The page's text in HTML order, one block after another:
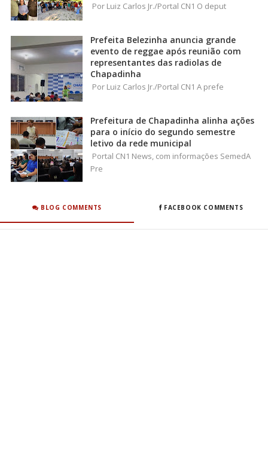
Por Luiz Carlos Jr./Portal CN1 O deput
Prefeita Belezinha anuncia grande
evento de reggae após reunião com
representantes das radiolas de
Chapadinha
Por Luiz Carlos Jr./Portal CN1 A prefe
Prefeitura de Chapadinha alinha ações
para o início do segundo semestre
letivo da rede municipal
Portal CN1 News, com informações SemedA
Pre
BLOG COMMENTS FACEBOOK COMMENTS